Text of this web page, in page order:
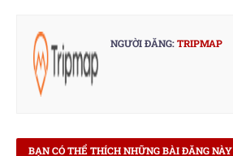
NGƯỜI ĐĂNG:TRIPMAP
BẠN CÓ THỂ THÍCH NHỮNG BÀI ĐĂNG NÀY